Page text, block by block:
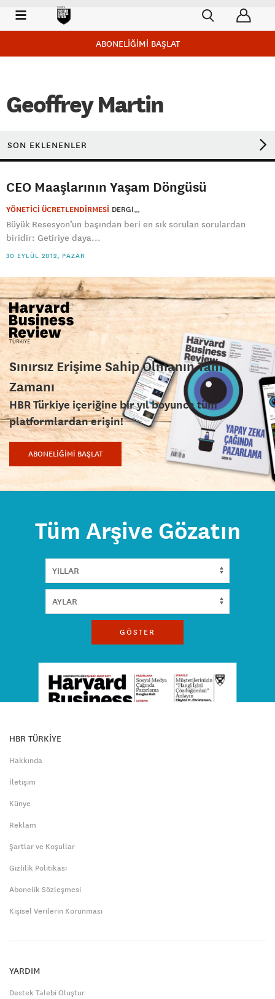
ABONELİĞİMİ BAŞLAT
Geoffrey Martin
SON EKLENENLER
CEO Maaşlarının Yaşam Döngüsü
YÖNETİCİ ÜCRETLENDİRMESİ DERGI
Büyük Resesyon’un başından beri en sık sorulan sorulardan
biridir: Getiriye daya...
30 EYLÜL 2012, PAZAR
Sınırsız Erişime Sahip Olmanın Tam
Zamanı
HBR Türkiye içeriğine bir yıl boyunca tüm
platformlardan erişin!
ABONELİĞİMİ BAŞLAT
Tüm Arşive Gözatın
GÖSTER
HBR TÜRKİYE
Hakkında
İletişim
Künye
Reklam
Şartlar ve Koşullar
Gizlilik Politikası
Abonelik Sözleşmesi
Kişisel Verilerin Korunması
YARDIM
Destek Talebi Oluştur